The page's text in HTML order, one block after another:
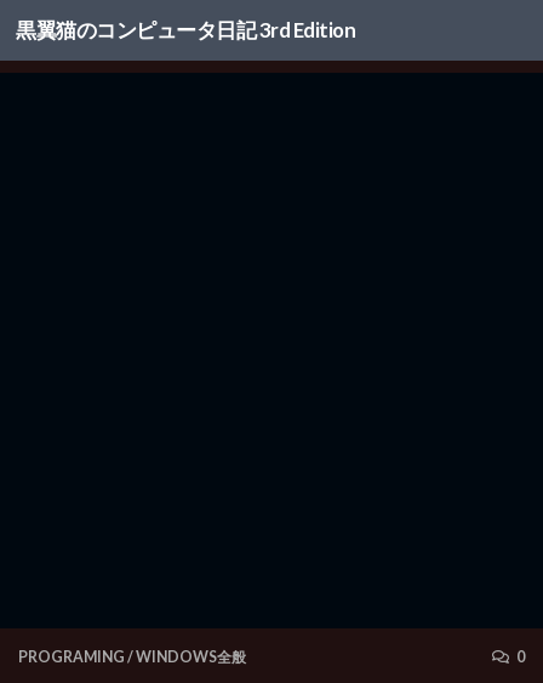
コンテンツへスキップ
黒翼猫のコンピュータ日記 3rd Edition
PROGRAMING /WINDOWS全般 0